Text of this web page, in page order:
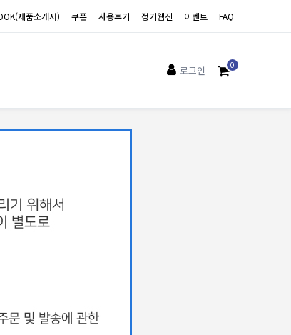
FAQ
이벤트
정기웹진
사용후기
쿠폰
제품소개서)
로그인 0